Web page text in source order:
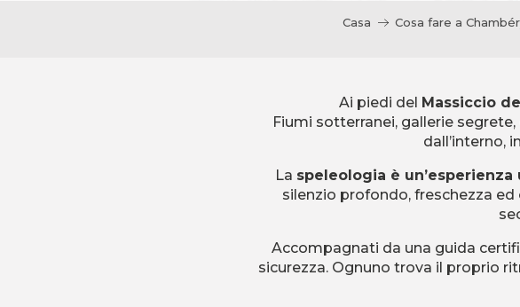
Casa Cosa fare a
Ai piedi del Massiccio
Fiumi sotterranei, gallerie
dall’interno,
La speleologia è un’esperienza
silenzio profondo, freschezza
Accompagnati da una guida
sicurezza. Ognuno trova il proprio